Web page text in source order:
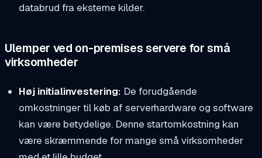
databrud fra eksterne kilder.
Ulemper ved on-premises servere for små
virksomheder
Høj initialinvestering: De forudgående
omkostninger til køb af serverhardware og software
kan være betydelige. Denne startomkostning kan
være skræmmende for mange små virksomheder